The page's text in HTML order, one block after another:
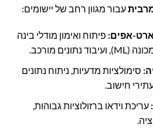
עבור מגוון רחב של יישומים:
אפים: פיתוח ואימון מודלי בינה
סימולציות מדעיות, ניתוח נתונים
חישוב.
עריכת וידאו ברזולוציות גבוהות,